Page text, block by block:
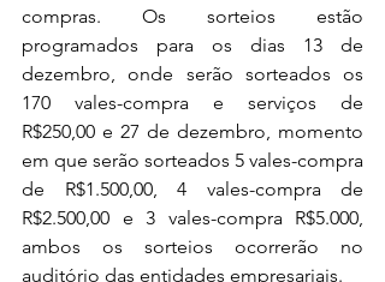
compras. Os sorteios estão
programados para os dias 13 de
dezembro, onde serão sorteados os
170 vales-compra e serviços de
R$250,00 e 27 de dezembro, momento
em que serão sorteados 5 vales-compra
de R$1.500,00, 4 vales-compra de
R$2.500,00 e 3 vales-compra R$5.000,
ambos os sorteios ocorrerão no
auditório das entidades empresariais.